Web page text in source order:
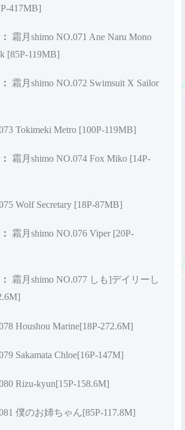
417MB]
霜月shimo NO.071 Ane Naru Mono
[85P-119MB]
霜月shimo NO.072 Swimsuit X Sailor
Tokimeki Metro [100P-119MB]
霜月shimo NO.074 Fox Miko [14P-
Wolf Secretary [18P-87MB]
霜月shimo NO.076 Viper [20P-
霜月shimo NO.077 しも]デイリーし
Houshou Marine[18P-272.6M]
Sakamata Chloe[16P-147M]
Rizu-kyun[15P-158.6M]
僕のお姉ちゃん[85P-117.8M]